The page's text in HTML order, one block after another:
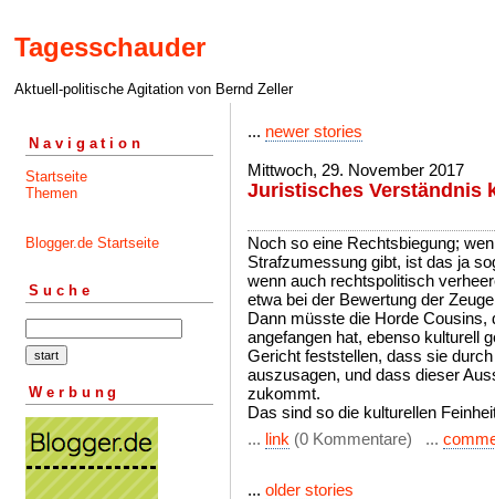
Tagesschauder
Aktuell-politische Agitation von Bernd Zeller
Navigation
Startseite
Themen
Blogger.de Startseite
Suche
Werbung
... newer stories
Mittwoch, 29. November 2017
Juristisches Verständnis
Noch so eine Rechtsbiegung;
Strafzumessung gibt, ist das ja
wenn auch rechtspolitisch
etwa bei der Bewertung der
Dann müsste die Horde
angefangen hat, ebenso kulturell
Gericht feststellen, dass sie
auszusagen, und dass dieser
zukommt.
Das sind so die kulturellen
... link (0 Kommentare) ...
... older stories